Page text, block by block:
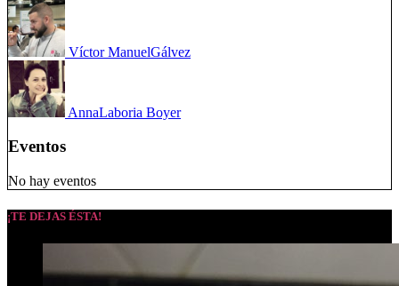
Víctor ManuelGálvez
AnnaLaboria Boyer
Eventos
No hay eventos
¡TE DEJAS ÉSTA!